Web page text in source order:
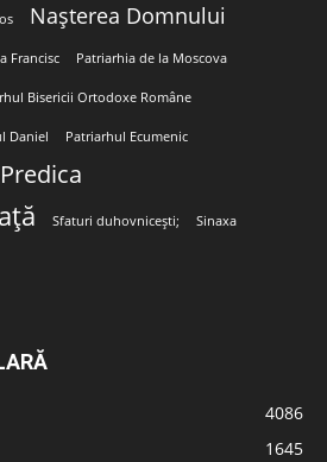
Nașterea Domnului
Francisc Patriarhia de la Moscova
Bisericii Ortodoxe Române
Daniel Patriarhul Ecumenic
Predica
Sfaturi duhovnicești; Sinaxa
4086
1645